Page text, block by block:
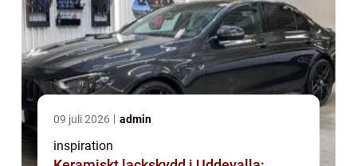
09 juli 2026 admin
inspiration